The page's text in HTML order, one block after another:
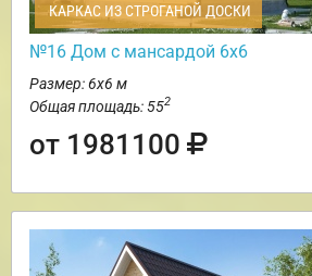
КАРКАС ИЗ СТРОГАНОЙ ДОСКИ
№16 Дом с мансардой 6х6
Размер: 6х6 м
Общая площадь: 552
от 1981100